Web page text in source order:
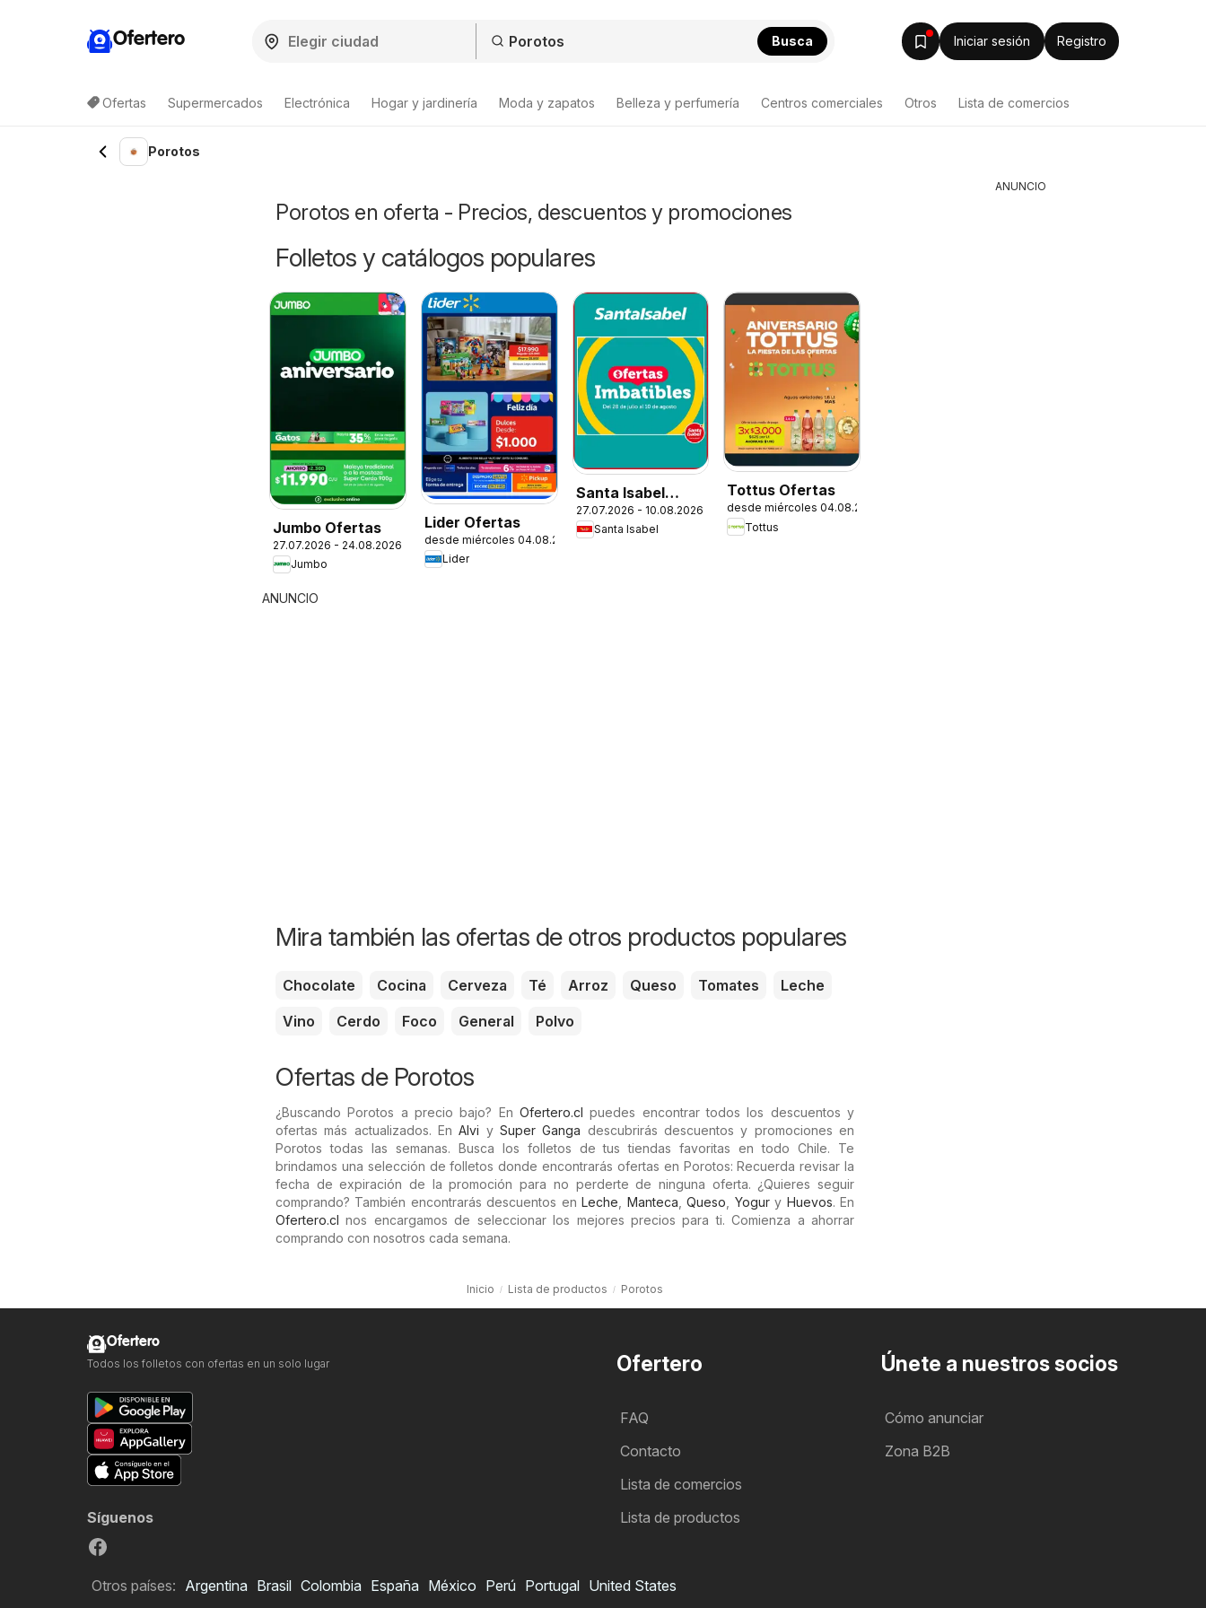
Ofertero Busca Iniciar sesión Registro
Ofertas Supermercados Electrónica Hogar y jardinería Moda y zapatos Belleza y perfumería Centros comerciales Otros Lista de comercios
Lista de productos
Porotos
Porotos en oferta - Precios, descuentos y promociones
Folletos y catálogos populares
Jumbo Ofertas
27.07.2026 - 24.08.2026
Jumbo
Lider Ofertas
desde miércoles 04.08.2026
Lider
Santa Isabel
Ofertas
27.07.2026 - 10.08.2026
Santa Isabel
Tottus Ofertas
desde miércoles 04.08.2026
Tottus
ANUNCIO
Mira también las ofertas de otros productos populares
Chocolate Cocina Cerveza Té Arroz Queso Tomates
Leche
Vino
Cerdo Foco General Polvo
Ofertas de Porotos
¿Buscando Porotos a precio bajo? En Ofertero.cl puedes encontrar todos los descuentos y
ofertas más actualizados. EnAlvi ySuper Ganga descubrirás descuentos y promociones en
Porotos todas las semanas. Busca los folletos de tus tiendas favoritas en todo Chile. Te
brindamos una selección de folletos donde encontrarás ofertas en Porotos: Recuerda revisar la
fecha de expiración de la promoción para no perderte de ninguna oferta. ¿Quieres seguir
comprando? También encontrarás descuentos enLeche Manteca ,Queso Yogury Huevos. En
Ofertero.cl nos encargamos de seleccionar los mejores precios para ti. Comienza a ahorrar
comprando con nosotros cada semana.
Inicio Lista de productos Porotos
ANUNCIO
Ofertero
FAQ
Contacto
Lista de comercios
Lista de productos
Únete a nuestros socios
Cómo anunciar
Zona B2B
Ofertero
Todos los folletos con ofertas en un solo lugar
Síguenos
Otros países: Argentina Brasil Colombia España México Perú Portugal United States